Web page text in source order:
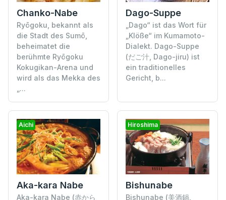
Chanko-Nabe
Ryōgoku, bekannt als
die Stadt des Sumō,
beheimatet die
berühmte Ryōgoku
Kokugikan-Arena und
wird als das Mekka des
„...
Dago-Suppe
„Dago“ ist das Wort für
„Klöße“ im Kumamoto-
Dialekt. Dago-Suppe
(だご汁, Dago-jiru) ist
ein traditionelles
Gericht, b...
Aichi
Aka-kara Nabe
Aka-kara Nabe (赤から
Hiroshima
Bishunabe
Bishunabe (美酒鍋,